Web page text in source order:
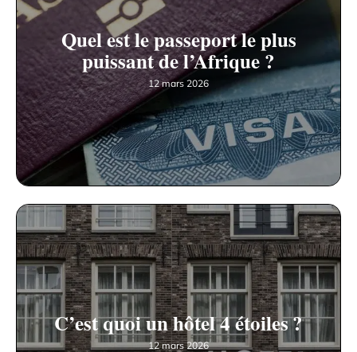
Quel est le passeport le plus
puissant de l’Afrique ?
12 mars 2026
C’est quoi un hôtel 4 étoiles ?
12 mars 2026